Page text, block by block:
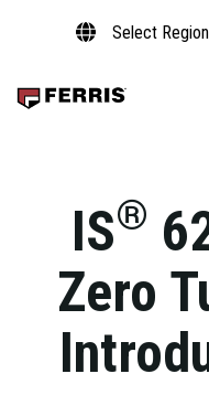
main
Select
IS®
Zero